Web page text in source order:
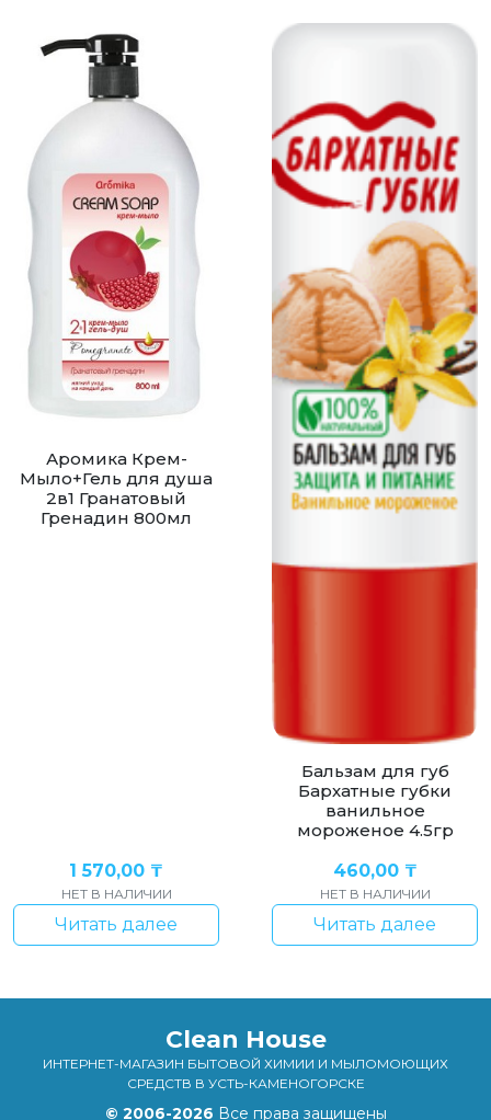
Аромика Крем-
Мыло+Гель для душа
2в1 Гранатовый
Гренадин 800мл
1 570,00 ₸
НЕТ В НАЛИЧИИ
Читать далее
Бальзам для губ
Бархатные губки
ванильное
мороженое 4.5гр
460,00 ₸
НЕТ В НАЛИЧИИ
Читать далее
Clean House
ИНТЕРНЕТ-МАГАЗИН БЫТОВОЙ ХИМИИ И МЫЛОМОЮЩИХ
СРЕДСТВ В УСТЬ-КАМЕНОГОРСКЕ
© 2006-2026 Все права защищены